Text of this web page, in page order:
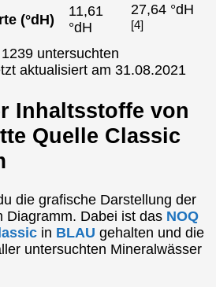
(°dH)
11,61
°dH
27,64 °dH
[4]
untersuchten
aktualisiert am 31.08.2021
Inhaltsstoffe von
Quelle Classic
die grafische Darstellung der
Diagramm. Dabei ist das NOQ
in BLAU gehalten und die
untersuchten Mineralwässer